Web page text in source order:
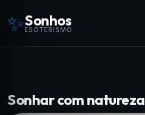
✨Sonhos
ESOTERISMO
Sonhar com natureza